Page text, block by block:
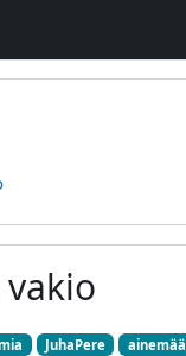
JuhaPere